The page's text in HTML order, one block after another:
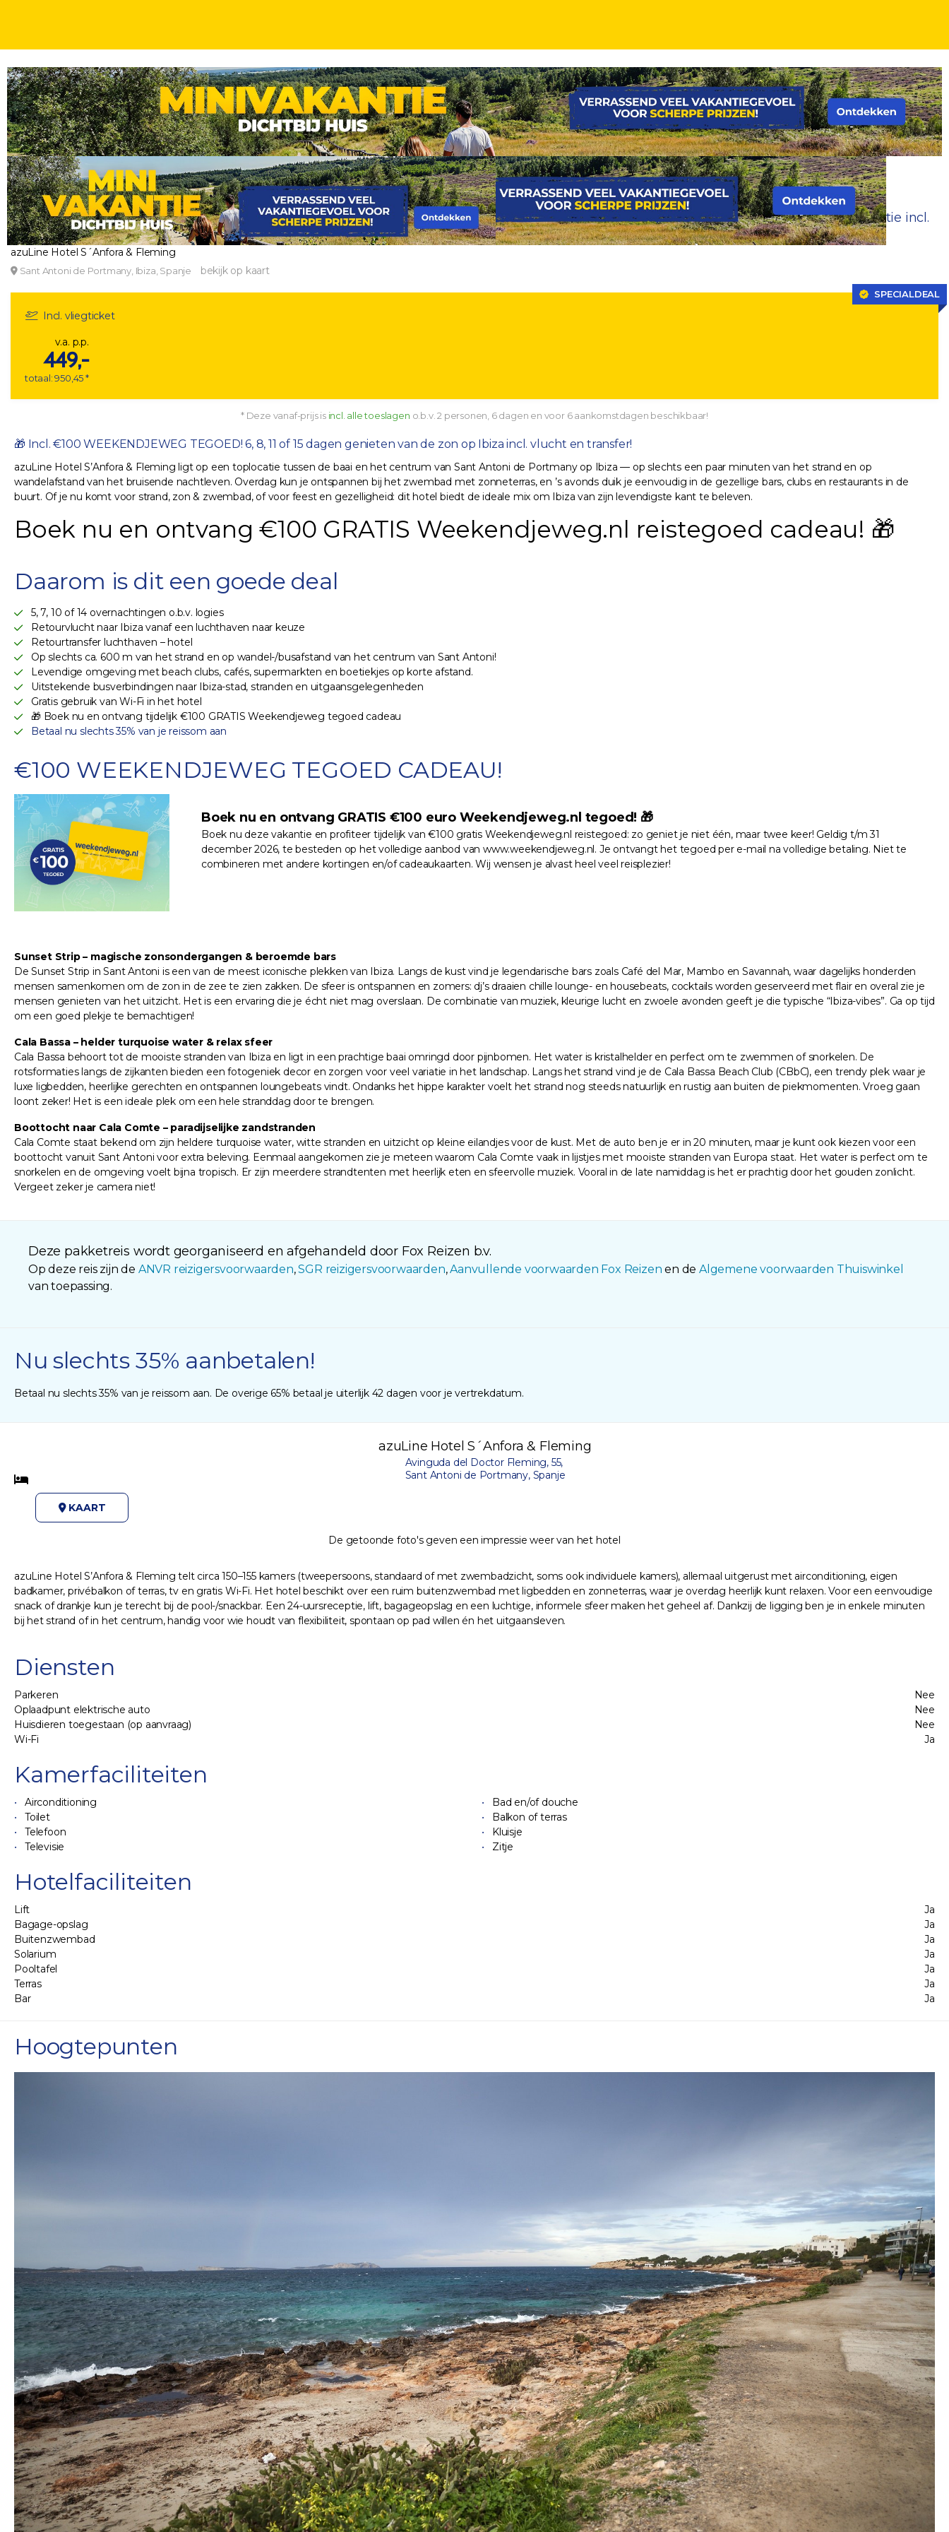
WEEKJE VROEGBOEK VAKANTIES ZONVAKANTIES 6, 8, 11 OF 15 DAGEN
🎁 Incl. €100 WEEKENDJEWEG TEGOED! Geniet van Ibiza en het gezellige nachtleven! Geniet van het prachtige eiland tijdens een zonvakantie incl.
vlucht en transfer
azuLine Hotel S´Anfora & Fleming
Sant Antoni de Portmany, Ibiza, Spanje bekijk op kaart
SPECIALDEAL
Incl. vliegticket
v.a. p.p.
449,-
totaal: 950,45 *
* Deze vanaf-prijs is incl. alle toeslagen o.b.v. 2 personen, 6 dagen en voor 6 aankomstdagen beschikbaar!
🎁 Incl. €100 WEEKENDJEWEG TEGOED! 6, 8, 11 of 15 dagen genieten van de zon op Ibiza incl. vlucht en transfer!
azuLine Hotel S’Anfora & Fleming ligt op een toplocatie tussen de baai en het centrum van Sant Antoni de Portmany op Ibiza — op slechts een paar minuten van het strand en op
wandelafstand van het bruisende nachtleven. Overdag kun je ontspannen bij het zwembad met zonneterras, en ’s avonds duik je eenvoudig in de gezellige bars, clubs en restaurants in de
buurt. Of je nu komt voor strand, zon & zwembad, of voor feest en gezelligheid: dit hotel biedt de ideale mix om Ibiza van zijn levendigste kant te beleven.
Boek nu en ontvang €100 GRATIS Weekendjeweg.nl reistegoed cadeau! 🎁
Daarom is dit een goede deal
5, 7, 10 of 14 overnachtingen o.b.v. logies
Retourvlucht naar Ibiza vanaf een luchthaven naar keuze
Retourtransfer luchthaven – hotel
Op slechts ca. 600 m van het strand en op wandel-/busafstand van het centrum van Sant Antoni!
Levendige omgeving met beach clubs, cafés, supermarkten en boetiekjes op korte afstand.
Uitstekende busverbindingen naar Ibiza-stad, stranden en uitgaansgelegenheden
Gratis gebruik van Wi-Fi in het hotel
🎁 Boek nu en ontvang tijdelijk €100 GRATIS Weekendjeweg tegoed cadeau
Betaal nu slechts 35% van je reissom aan
€100 WEEKENDJEWEG TEGOED CADEAU!
Boek nu en ontvang GRATIS €100 euro Weekendjeweg.nl tegoed! 🎁
Boek nu deze vakantie en profiteer tijdelijk van €100 gratis Weekendjeweg.nl reistegoed: zo geniet je niet één, maar twee keer! Geldig t/m 31
december 2026, te besteden op het volledige aanbod van www.weekendjeweg.nl. Je ontvangt het tegoed per e-mail na volledige betaling. Niet te
combineren met andere kortingen en/of cadeaukaarten. Wij wensen je alvast heel veel reisplezier!
Sunset Strip – magische zonsondergangen & beroemde bars
De Sunset Strip in Sant Antoni is een van de meest iconische plekken van Ibiza. Langs de kust vind je legendarische bars zoals Café del Mar, Mambo en Savannah, waar dagelijks honderden
mensen samenkomen om de zon in de zee te zien zakken. De sfeer is ontspannen en zomers: dj’s draaien chille lounge- en housebeats, cocktails worden geserveerd met flair en overal zie je
mensen genieten van het uitzicht. Het is een ervaring die je écht niet mag overslaan. De combinatie van muziek, kleurige lucht en zwoele avonden geeft je die typische “Ibiza-vibes”. Ga op tijd
om een goed plekje te bemachtigen!
Cala Bassa – helder turquoise water & relax sfeer
Cala Bassa behoort tot de mooiste stranden van Ibiza en ligt in een prachtige baai omringd door pijnbomen. Het water is kristalhelder en perfect om te zwemmen of snorkelen. De
rotsformaties langs de zijkanten bieden een fotogeniek decor en zorgen voor veel variatie in het landschap. Langs het strand vind je de Cala Bassa Beach Club (CBbC), een trendy plek waar je
luxe ligbedden, heerlijke gerechten en ontspannen loungebeats vindt. Ondanks het hippe karakter voelt het strand nog steeds natuurlijk en rustig aan buiten de piekmomenten. Vroeg gaan
loont zeker! Het is een ideale plek om een hele stranddag door te brengen.
Boottocht naar Cala Comte – paradijselijke zandstranden
Cala Comte staat bekend om zijn heldere turquoise water, witte stranden en uitzicht op kleine eilandjes voor de kust. Met de auto ben je er in 20 minuten, maar je kunt ook kiezen voor een
boottocht vanuit Sant Antoni voor extra beleving. Eenmaal aangekomen zie je meteen waarom Cala Comte vaak in lijstjes met mooiste stranden van Europa staat. Het water is perfect om te
snorkelen en de omgeving voelt bijna tropisch. Er zijn meerdere strandtenten met heerlijk eten en sfeervolle muziek. Vooral in de late namiddag is het er prachtig door het gouden zonlicht.
Vergeet zeker je camera niet!
Deze pakketreis wordt georganiseerd en afgehandeld door Fox Reizen b.v.
Op deze reis zijn de ANVR reizigersvoorwaarden,SGR reizigersvoorwaarden,Aanvullende voorwaarden Fox Reizen en deAlgemene voorwaarden Thuiswinkel
van toepassing.
Nu slechts 35% aanbetalen!
Betaal nu slechts 35% van je reissom aan. De overige 65% betaal je uiterlijk 42 dagen voor je vertrekdatum.
azuLine Hotel S´Anfora & Fleming
Avinguda del Doctor Fleming, 55,
Sant Antoni de Portmany, Spanje
KAART
De getoonde foto's geven een impressie weer van het hotel
azuLine Hotel S’Anfora & Fleming telt circa 150–155 kamers (tweepersoons, standaard of met zwembadzicht, soms ook individuele kamers), allemaal uitgerust met airconditioning, eigen
badkamer, privébalkon of terras, tv en gratis Wi-Fi. Het hotel beschikt over een ruim buitenzwembad met ligbedden en zonneterras, waar je overdag heerlijk kunt relaxen. Voor een eenvoudige
snack of drankje kun je terecht bij de pool-/snackbar. Een 24-uursreceptie, lift, bagageopslag en een luchtige, informele sfeer maken het geheel af. Dankzij de ligging ben je in enkele minuten
bij het strand of in het centrum, handig voor wie houdt van flexibiliteit, spontaan op pad willen én het uitgaansleven.
Diensten
Parkeren
Nee
Oplaadpunt elektrische auto
Nee
Huisdieren toegestaan (op aanvraag)
Nee
Wi-Fi
Ja
Kamerfaciliteiten
Airconditioning
Bad en/of douche
Toilet
Balkon of terras
Telefoon
Kluisje
Televisie
Zitje
Hotelfaciliteiten
Lift
Ja
Bagage-opslag
Ja
Buitenzwembad
Ja
Solarium
Ja
Pooltafel
Ja
Terras
Ja
Bar
Ja
Hoogtepunten